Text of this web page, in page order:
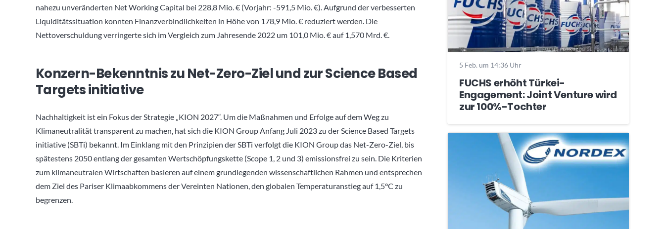
nahezu unveränderten Net Working Capital bei 228,8 Mio. € (Vorjahr: -591,5 Mio. €). Aufgrund der verbesserten
Liquiditätssituation konnten Finanzverbindlichkeiten in Höhe von 178,9 Mio. € reduziert werden. Die
Nettoverschuldung verringerte sich im Vergleich zum Jahresende 2022 um 101,0 Mio. € auf 1,570 Mrd. €.
Konzern-Bekenntnis zu Net-Zero-Ziel und zur Science Based
Targets initiative
Nachhaltigkeit ist ein Fokus der Strategie „KION 2027“. Um die Maßnahmen und Erfolge auf dem Weg zu
Klimaneutralität transparent zu machen, hat sich die KION Group Anfang Juli 2023 zu der Science Based Targets
initiative (SBTi) bekannt. Im Einklang mit den Prinzipien der SBTi verfolgt die KION Group das Net-Zero-Ziel, bis
spätestens 2050 entlang der gesamten Wertschöpfungskette (Scope 1, 2 und 3) emissionsfrei zu sein. Die Kriterien
zum klimaneutralen Wirtschaften basieren auf einem grundlegenden wissenschaftlichen Rahmen und entsprechen
dem Ziel des Pariser Klimaabkommens der Vereinten Nationen, den globalen Temperaturanstieg auf 1,5°C zu
begrenzen.
5 Feb. um 14:36 Uhr
FUCHS erhöht Türkei-
Engagement: Joint Venture wird
zur 100%-Tochter